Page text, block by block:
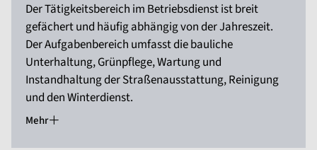
Der Tätigkeitsbereich im Betriebsdienst ist breit
gefächert und häufig abhängig von der Jahreszeit.
Der Aufgabenbereich umfasst die bauliche
Unterhaltung, Grünpflege, Wartung und
Instandhaltung der Straßenausstattung, Reinigung
und den Winterdienst.
Mehr